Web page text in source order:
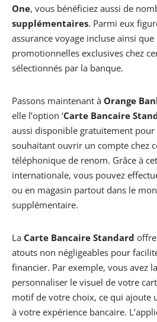
One, vous bénéficiez aussi de
supplémentaires. Parmi eux
assurance voyage incluse ainsi
promotionnelles exclusives chez
sélectionnés par la banque.
Passons maintenant à Orange
elle l’option ‘Carte Bancaire
aussi disponible gratuitement pour
souhaitant ouvrir un compte chez
téléphonique de renom. Grâce à
internationale, vous pouvez
ou en magasin partout dans le
supplémentaire.
La Carte Bancaire Standard
atouts non négligeables pour
financier. Par exemple, vous avez
personnaliser le visuel de votre
motif de votre choix, ce qui ajoute
à votre expérience bancaire.